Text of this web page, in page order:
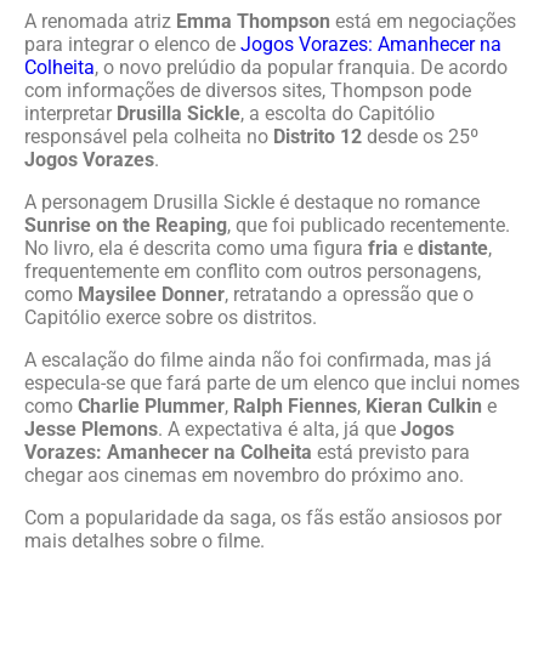
A renomada atriz Emma Thompson está em negociações
para integrar o elenco de Jogos Vorazes: Amanhecer na
Colheita, o novo prelúdio da popular franquia. De acordo
com informações de diversos sites, Thompson pode
interpretar Drusilla Sickle, a escolta do Capitólio
responsável pela colheita no Distrito 12 desde os 25º
Jogos Vorazes.
A personagem Drusilla Sickle é destaque no romance
Sunrise on the Reaping, que foi publicado recentemente.
No livro, ela é descrita como uma figura fria e distante,
frequentemente em conflito com outros personagens,
como Maysilee Donner, retratando a opressão que o
Capitólio exerce sobre os distritos.
A escalação do filme ainda não foi confirmada, mas já
especula-se que fará parte de um elenco que inclui nomes
como Charlie Plummer, Ralph Fiennes, Kieran Culkin e
Jesse Plemons. A expectativa é alta, já que Jogos
Vorazes: Amanhecer na Colheita está previsto para
chegar aos cinemas em novembro do próximo ano.
Com a popularidade da saga, os fãs estão ansiosos por
mais detalhes sobre o filme.